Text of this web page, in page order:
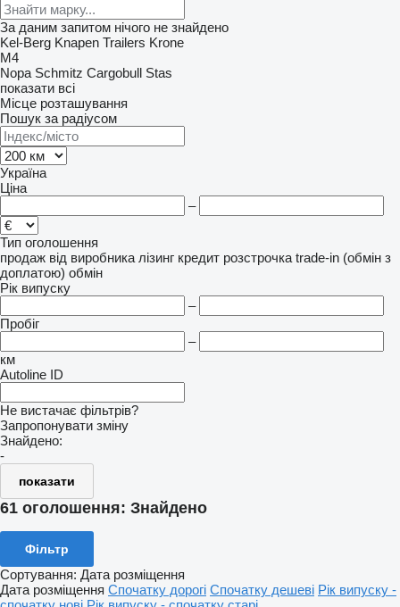
За даним запитом нічого не знайдено
Kel-Berg Knapen Trailers Krone
M4
Nopa Schmitz Cargobull Stas
показати всі
Місце розташування
Пошук за радіусом
Україна
Ціна
–
Тип оголошення
продаж від виробника лізинг кредит розстрочка trade-in (обмін з
доплатою) обмін
Рік випуску
–
Пробіг
–
км
Autoline ID
Не вистачає фільтрів?
Запропонувати зміну
Знайдено:
-
показати
61 оголошення: Знайдено
Фільтр
Сортування: Дата розміщення
Дата розміщення Спочатку дорогі Спочатку дешеві Рік випуску -